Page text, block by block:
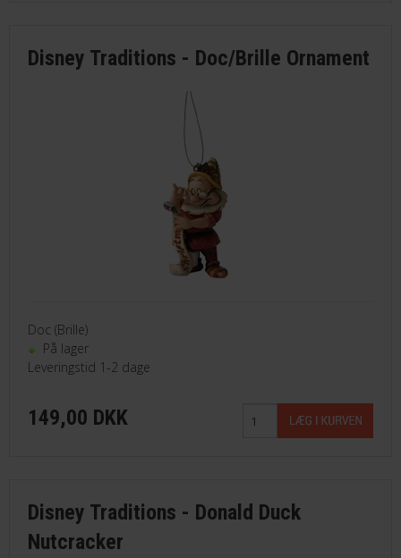
Disney Traditions - Doc/Brille Ornament
Doc (Brille)
På lager
Leveringstid 1-2 dage
149,00 DKK
Disney Traditions - Donald Duck
Nutcracker